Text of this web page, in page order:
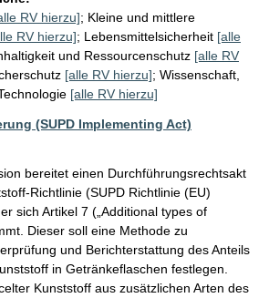
RV hierzu]; Kleine und mittlere
RV hierzu]; Lebensmittelsicherheit [alle
und Ressourcenschutz [alle RV
[alle RV hierzu]; Wissenschaft,
[alle RV hierzu]
(SUPD Implementing Act)
bereitet einen Durchführungsrechtsakt
Richtlinie (SUPD Richtlinie (EU)
sich Artikel 7 („Additional types of
Dieser soll eine Methode zu
und Berichterstattung des Anteils
in Getränkeflaschen festlegen.
Kunststoff aus zusätzlichen Arten des